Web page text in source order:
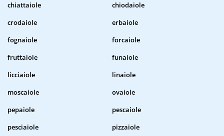
chiattaiole
chiodaiole
crodaiole
erbaiole
fognaiole
forcaiole
fruttaiole
funaiole
licciaiole
linaiole
moscaiole
ovaiole
pepaiole
pescaiole
pesciaiole
pizzaiole